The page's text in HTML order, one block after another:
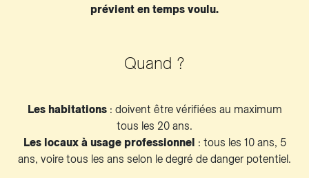
prévient en temps voulu.
Quand ?
Les habitations: doivent être vérifiées au maximum
tous les 20 ans.
Les locaux à usage professionnel : tous les 10 ans, 5
ans, voire tous les ans selon le degré de danger potentiel.